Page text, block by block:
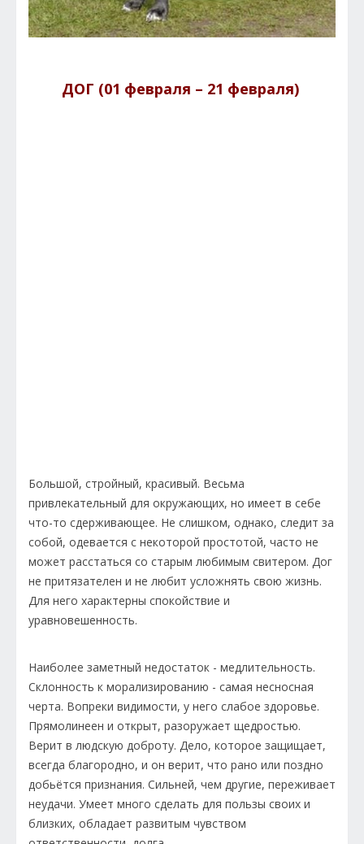
ДОГ (01 февраля – 21 февраля)
Большой, стройный, красивый. Весьма
привлекательный для окружающих, но имеет в себе
что-то сдерживающее. Не слишком, однако, следит за
собой, одевается с некоторой простотой, часто не
может расстаться со старым любимым свитером. Дог
не притязателен и не любит усложнять свою жизнь.
Для него характерны спокойствие и
уравновешенность.
Наиболее заметный недостаток - медлительность.
Склонность к морализированию - самая несносная
черта. Вопреки видимости, у него слабое здоровье.
Прямолинеен и открыт, разоружает щедростью.
Верит в людскую доброту. Дело, которое защищает,
всегда благородно, и он верит, что рано или поздно
добьётся признания. Сильней, чем другие, переживает
неудачи. Умеет много сделать для пользы своих и
близких, обладает развитым чувством